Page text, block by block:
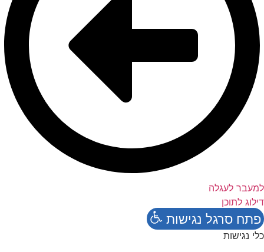
למעבר לעגלה
דילוג לתוכן
פתח סרגל נגישות
כלי נגישות